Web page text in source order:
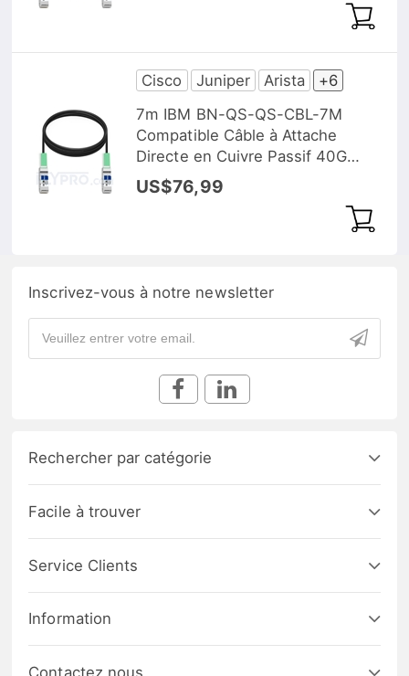
Cisco Juniper Arista
+6
7m IBM BN-QS-QS-CBL-7M
Compatible Câble à Attache
Directe en Cuivre Passif 40G
QSFP+
US$76,99
Inscrivez-vous à notre newsletter
Rechercher par catégorie
Facile à trouver
Service Clients
Information